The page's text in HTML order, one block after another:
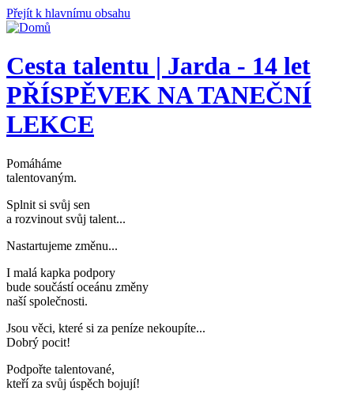
Přejít k hlavnímu obsahu
Cesta talentu | Jarda - 14 let
PŘÍSPĚVEK NA TANEČNÍ
LEKCE
Pomáháme
talentovaným.
Splnit si svůj sen
a rozvinout svůj talent...
Nastartujeme změnu...
I malá kapka podpory
bude součástí oceánu změny
naší společnosti.
Jsou věci, které si za peníze nekoupíte...
Dobrý pocit!
Podpořte talentované,
kteří za svůj úspěch bojují!